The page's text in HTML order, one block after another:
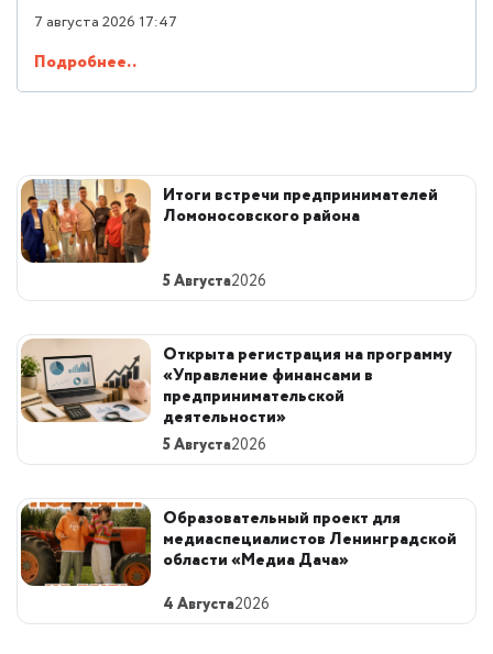
финансовые вопросы, чтобы Вы могли
7 августа 2026 17:47
Подробнее..
Итоги встречи предпринимателей
Ломоносовского района
5 Августа2026
Открыта регистрация на программу
«Управление финансами в
предпринимательской
деятельности»
5 Августа2026
Образовательный проект для
медиаспециалистов Ленинградской
области «Медиа Дача»
4 Августа2026